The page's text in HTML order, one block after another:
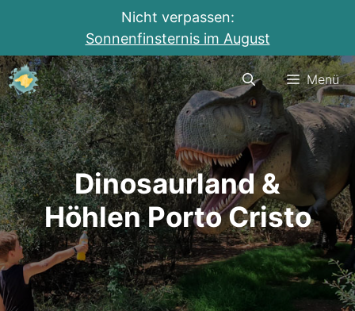
Nicht verpassen:
Sonnenfinsternis im August
Zum
Inhalt
springen
Menü
Dinosaurland &
Höhlen Porto Cristo